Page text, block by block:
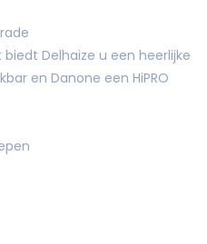
Delhaize u een heerlijke
en Danone een HiPRO